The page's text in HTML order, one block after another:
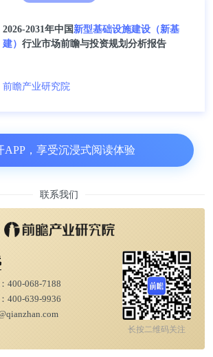
2026-2031年中国 新型基础设施建设（新基
建） 行业市场前瞻与投资规划分析报告
前瞻产业研究院
APP，享受沉浸式阅读体验
联系我们
400-068-7188
400-639-9936
长按二维码关注